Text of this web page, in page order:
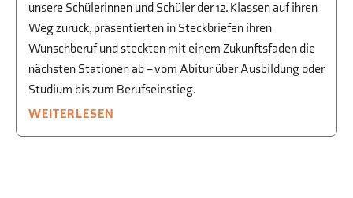
unsere Schülerinnen und Schüler der 12. Klassen auf ihren
Weg zurück, präsentierten in Steckbriefen ihren
Wunschberuf und steckten mit einem Zukunftsfaden die
nächsten Stationen ab – vom Abitur über Ausbildung oder
Studium bis zum Berufseinstieg.
WEITERLESEN